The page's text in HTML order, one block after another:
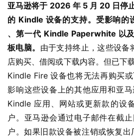
亚马逊将于 2026 年 5 月 20 日停
的 Kindle 设备的支持。受影响的
、第一代 Kindle Paperwhite 以
板电脑。 由于支持终止，这些设
店购买、借阅或下载内容。但已下
Kindle Fire 设备也将无法再购买
影响这些设备上的其他应用和亚
Kindle 应用、网站或更新款的设
户。亚马逊会通过电子邮件在截
户。如果旧款设备被注销或恢复